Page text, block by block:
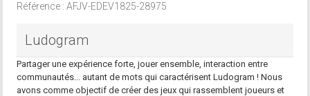
Référence : AFJV-EDEV1825-28975
Ludogram
Partager une expérience forte, jouer ensemble, interaction entre
communautés... autant de mots qui caractérisent Ludogram ! Nous
avons comme objectif de créer des jeux qui rassemblent joueurs et